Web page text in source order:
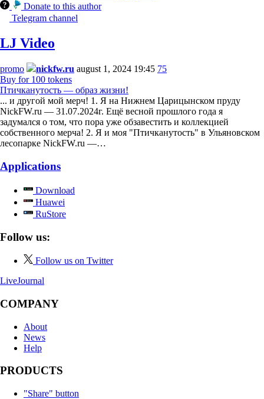
Donate to this author
Telegram channel
LJ Video
promo nickfw.ru august 1, 2024 19:45 75
Buy for 100 tokens
Птичканутость — образ жизни!
... и другой мой мерч! 1. Я на Нижнем Царицынском пруду
NickFW.ru — 31.07.2024г. Ещё весной прошлого года я
задумался о том, что пора уже обзавестить и коллекцией
собственного мерча! 2. Я и моя "Птичканутость" в Ульяновском
лесопарке NickFW.ru —…
Applications
Download
Huawei
RuStore
Follow us:
Follow us on Twitter
LiveJournal
COMPANY
About
News
Help
PRODUCTS
"Share" button